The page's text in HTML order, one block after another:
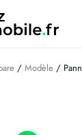
/ Modèle /